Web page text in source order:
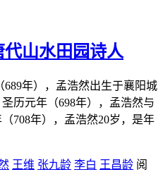
山水田园诗人
年），孟浩然出生于襄阳城
历元年（698年），孟浩然与
708年），孟浩然20岁，是年
王维 张九龄 李白 王昌龄 阅